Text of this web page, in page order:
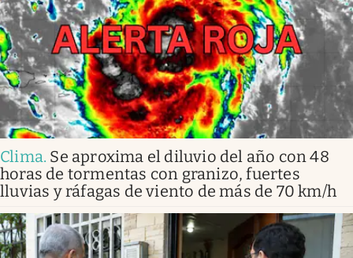
Clima. Se aproxima el diluvio del año con 48
horas de tormentas con granizo, fuertes
lluvias y ráfagas de viento de más de 70 km/h